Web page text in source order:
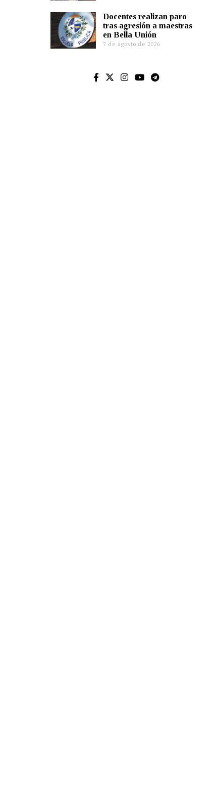
Docentes realizan paro
tras agresión a maestras
en Bella Unión
7 de agosto de 2026